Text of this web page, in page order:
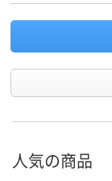
人気の商品